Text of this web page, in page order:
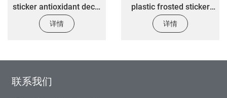
decal
plastic frosted sticker
anti scratch mechanical
equipment warning
adhesive die
labels custom
mechanical
联系我们